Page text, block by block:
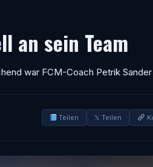
an sein Team
war FCM-Coach Petrik Sander
Teilen 𝕏 Teilen